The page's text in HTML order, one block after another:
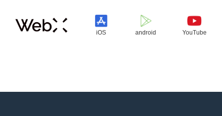
iOS android YouTube